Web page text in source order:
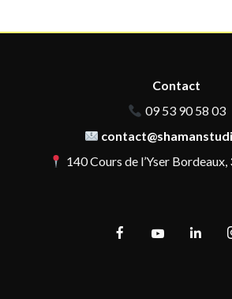
Contact
09 53 90 58 03
140 Cours de l’Yser